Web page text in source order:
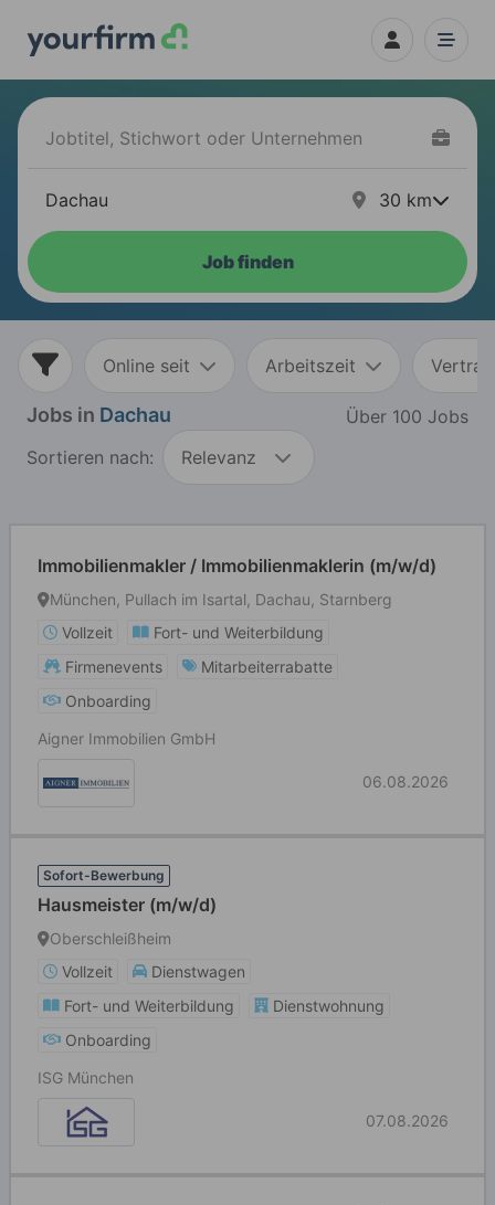
30 km
Job finden
Online seit Arbeitszeit
Jobs in Dachau
Über 100 Jobs
Sortieren nach:
Relevanz
Immobilienmakler / Immobilienmaklerin (m/w/d)
München, Pullach im Isartal, Dachau, Starnberg
Vollzeit
Fort- und Weiterbildung
Firmenevents
Mitarbeiterrabatte
Onboarding
Aigner Immobilien GmbH
06.08.2026
Sofort-Bewerbung
Hausmeister (m/w/d)
Oberschleißheim
Vollzeit
Dienstwagen
Fort- und Weiterbildung
Dienstwohnung
Onboarding
ISG München
07.08.2026